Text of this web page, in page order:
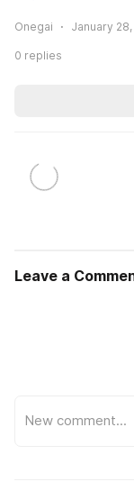
Onegai January
0 replies
Leave a